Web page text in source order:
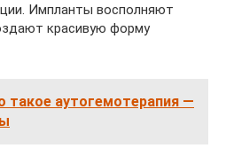
Импланты восполняют
красивую форму
такое аутогемотерапия —